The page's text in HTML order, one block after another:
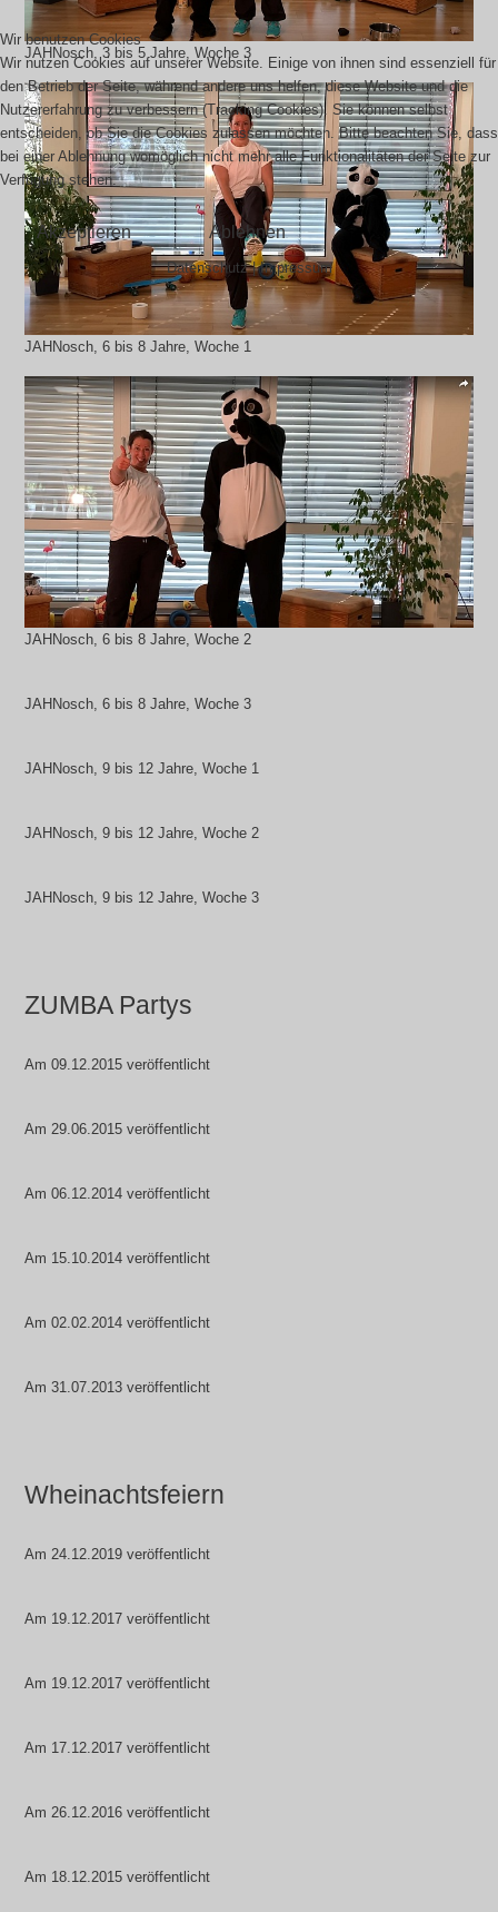
JAHNosch, 3 bis 5 Jahre, Woche 3
JAHNosch, 6 bis 8 Jahre, Woche 1
JAHNosch, 6 bis 8 Jahre, Woche 2
JAHNosch, 6 bis 8 Jahre, Woche 3
JAHNosch, 9 bis 12 Jahre, Woche 1
JAHNosch, 9 bis 12 Jahre, Woche 2
JAHNosch, 9 bis 12 Jahre, Woche 3
ZUMBA Partys
Am 09.12.2015 veröffentlicht
Am 29.06.2015 veröffentlicht
Am 06.12.2014 veröffentlicht
Am 15.10.2014 veröffentlicht
Am 02.02.2014 veröffentlicht
Am 31.07.2013 veröffentlicht
Wheinachtsfeiern
Am 24.12.2019 veröffentlicht
Am 19.12.2017 veröffentlicht
Am 19.12.2017 veröffentlicht
Am 17.12.2017 veröffentlicht
Am 26.12.2016 veröffentlicht
Am 18.12.2015 veröffentlicht
Wir benutzen Cookies
Wir nutzen Cookies auf unserer Website. Einige von ihnen sind essenziell für
den Betrieb der Seite, während andere uns helfen, diese Website und die
Nutzererfahrung zu verbessern (Tracking Cookies). Sie können selbst
entscheiden, ob Sie die Cookies zulassen möchten. Bitte beachten Sie, dass
bei einer Ablehnung womöglich nicht mehr alle Funktionalitäten der Seite zur
Verfügung stehen.
Akzeptieren Ablehnen
Datenschutz|Impressum